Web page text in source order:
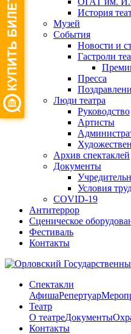
История
Музей
События
Новости и
Гастроли
Пресса
Люди театра
Руководство
Артисты
Архив спектаклей
Документы
Условия
COVID-19
Антитеррор
Сценическое
Фестиваль
Контакты
Спектакли
АфишаРепертуар
Театр
О театреДокументы
Контакты